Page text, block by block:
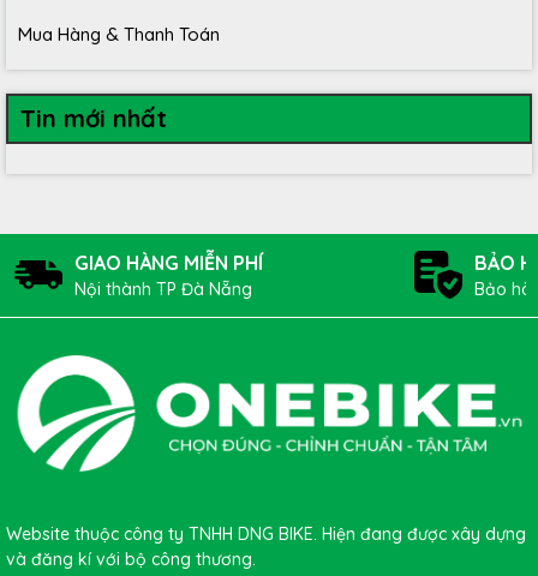
Mua Hàng & Thanh Toán
Tin mới nhất
GIAO HÀNG MIỄN PHÍ
Nội thành TP Đà Nẵng
BẢO
Bảo
Website thuộc công ty TNHH DNG BIKE. Hiện đang được xây dựng
và đăng kí với bộ công thương.